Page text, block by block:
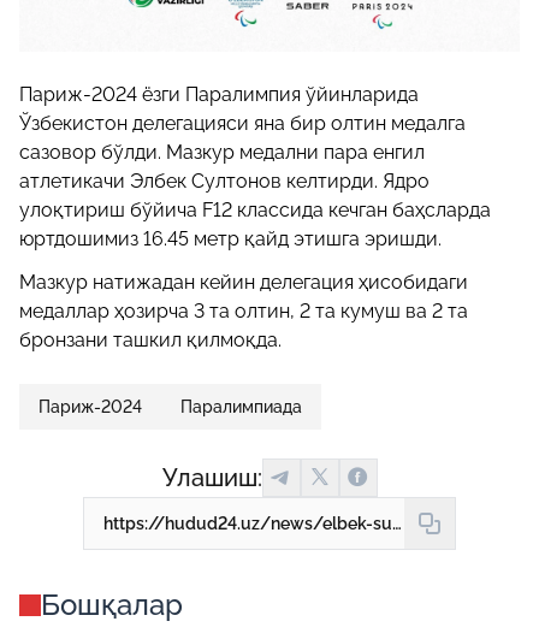
Париж-2024 ёзги Паралимпия ўйинларида
Ўзбекистон делегацияси яна бир олтин медалга
сазовор бўлди. Мазкур медални пара енгил
атлетикачи Элбек Султонов келтирди. Ядро
улоқтириш бўйича F12 классида кечган баҳсларда
юртдошимиз 16.45 метр қайд этишга эришди.
Мазкур натижадан кейин делегация ҳисобидаги
медаллар ҳозирча 3 та олтин, 2 та кумуш ва 2 та
бронзани ташкил қилмоқда.
Париж-2024 Паралимпиада
Улашиш:
https://hudud24.uz/news/elbek-sultonov-paralimpiiada-chempioni-buldi
Бошқалар